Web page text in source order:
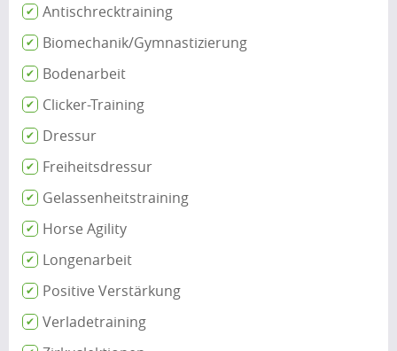
Antischrecktraining
Biomechanik/Gymnastizierung
Bodenarbeit
Clicker-Training
Dressur
Freiheitsdressur
Gelassenheitstraining
Horse Agility
Longenarbeit
Positive Verstärkung
Verladetraining